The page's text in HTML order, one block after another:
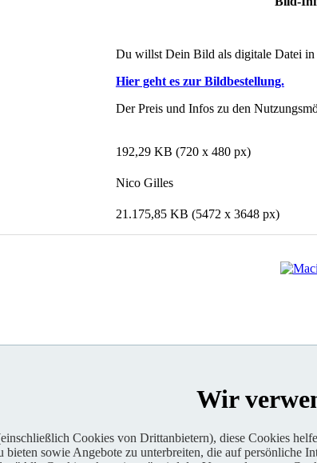
Du willst Dein Bild als digitale Datei in
Hier geht es zur Bildbestellung.
Der Preis und Infos zu den
192,29 KB (720 x 480 px)
Nico Gilles
21.175,85 KB (5472 x 3648 px)
Wir
Cookies von Drittanbietern), diese Cookies
sowie Angebote zu unterbreiten, die auf persönliche